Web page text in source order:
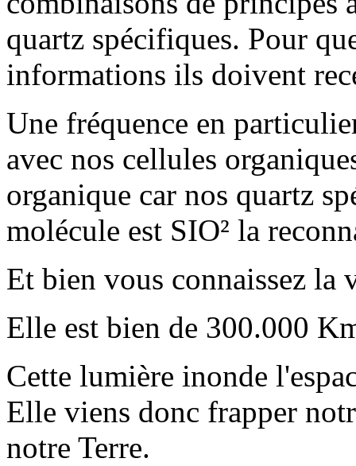
quartz spécifiques. Pour
informations ils doivent
Une fréquence en
avec nos cellules
organique car nos quartz
molécule est SIO² la
Et bien vous connaissez la
Elle est bien de 300.000
Cette lumière inonde
Elle viens donc frapper
notre Terre.